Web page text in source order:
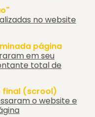
no website
página
em seu
total de
final (scrool)
o website e